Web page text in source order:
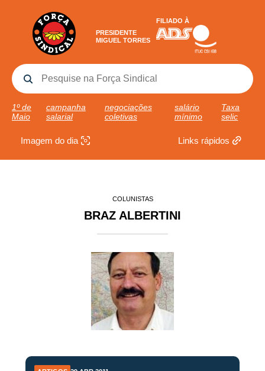
PRESIDENTE
MIGUEL TORRES
FILIADO À
1º de
Maio
campanha
salarial
negociações
coletivas
salário
mínimo
Taxa
selic
Imagem do dia Links rápidos
COLUNISTAS
BRAZ ALBERTINI